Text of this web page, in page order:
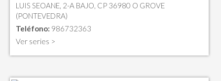
LUIS SEOANE, 2-A BAJO, CP 36980 O GROVE
(PONTEVEDRA)
Teléfono: 986732363
Ver series >